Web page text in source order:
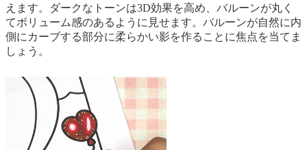
えます。ダークなトーンは3D効果を高め、バルーンが丸く
てボリューム感のあるように見せます。バルーンが自然に内
側にカーブする部分に柔らかい影を作ることに焦点を当てま
しょう。